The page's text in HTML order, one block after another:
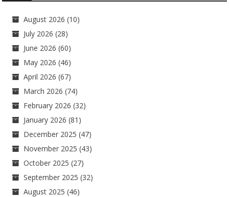
August 2026 (10)
July 2026 (28)
June 2026 (60)
May 2026 (46)
April 2026 (67)
March 2026 (74)
February 2026 (32)
January 2026 (81)
December 2025 (47)
November 2025 (43)
October 2025 (27)
September 2025 (32)
August 2025 (46)